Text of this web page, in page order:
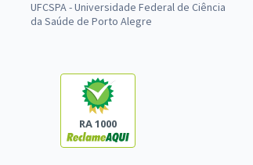
UFCSPA - Universidade Federal de Ciência
da Saúde de Porto Alegre
RA 1000